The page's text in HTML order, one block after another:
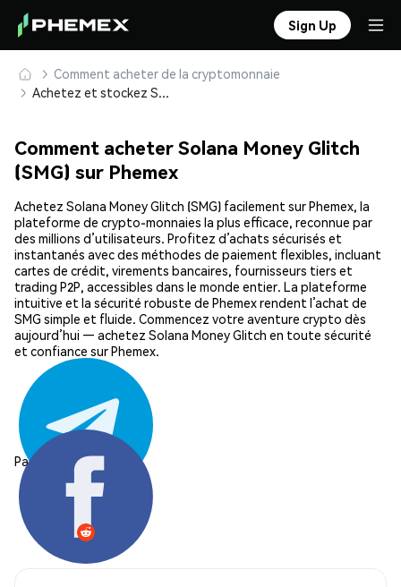
Sign Up
Comment acheter de la cryptomonnaie
Achetez et stockez Solana Money Glitch (SMG) en toute sécurité
Comment acheter Solana Money Glitch
(SMG) sur Phemex
Achetez Solana Money Glitch (SMG) facilement sur Phemex, la
plateforme de crypto-monnaies la plus efficace, reconnue par
des millions d’utilisateurs. Profitez d’achats sécurisés et
instantanés avec des méthodes de paiement flexibles, incluant
cartes de crédit, virements bancaires, fournisseurs tiers et
trading P2P, accessibles dans le monde entier. La plateforme
intuitive et la sécurité robuste de Phemex rendent l’achat de
SMG simple et fluide. Commencez votre aventure crypto dès
aujourd’hui — achetez Solana Money Glitch en toute sécurité
et confiance sur Phemex.
Partager: